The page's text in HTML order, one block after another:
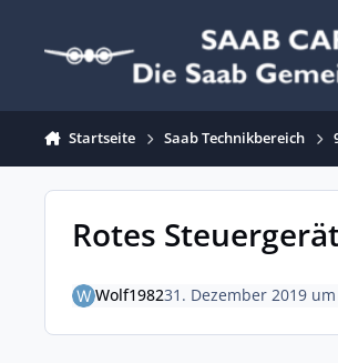
Startseite Saab Technikbereich
Rotes
Wolf198231. Dezember 2019